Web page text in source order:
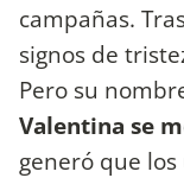
campañas.
signos de
Pero su
Valentina se
generó que